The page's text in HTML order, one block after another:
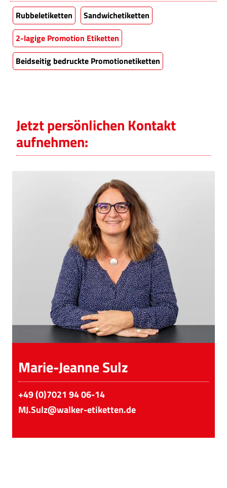
Rubbeletiketten
Sandwichetiketten
2-lagige Promotion Etiketten
Beidseitig bedruckte Promotionetiketten
Jetzt persönlichen Kontakt
aufnehmen:
Marie-Jeanne Sulz
+49 (0)7021 94 06-14
MJ.Sulz@walker-etiketten.de